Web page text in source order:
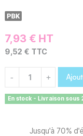
7,93 € HT
9,52 € TTC
- +
En stock - Livraison sous
Jusqu'à 70%